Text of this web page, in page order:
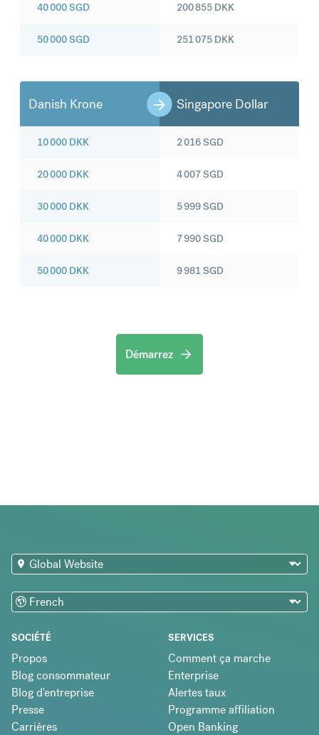
40 000SGD
50 000SGD
200 855 DKK
251 075 DKK
Danish Krone Singapore Dollar
10 000 DKK
20 000 DKK
30 000 DKK
40 000 DKK
50 000 DKK
2 016SGD
4 007SGD
5 999SGD
7 990SGD
9 981SGD
Démarrez
SOCIÉTÉ
Propos
Blog consommateur
Blog d'entreprise
Presse
Carrières
SERVICES
Comment ça marche
Enterprise
Alertes taux
Programme affiliation
Open Banking